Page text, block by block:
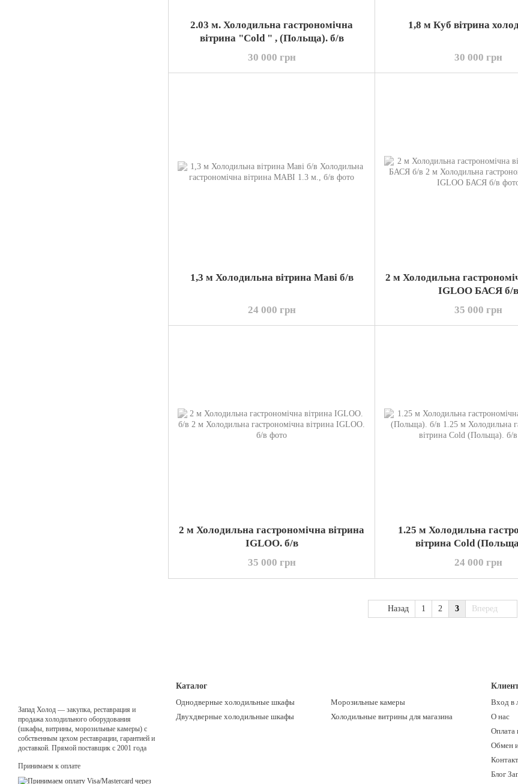
2.03 м. Холодильна гастрономічна
вітрина "Cold " , (Польща). б/в
30 000 грн
1,8 м Куб вітрина
30 000 грн
1,3 м Холодильна вітрина Маві б/в
24 000 грн
2 м Холодильна
IGLOO БАСЯ б/в
35 000 грн
2 м Холодильна гастрономічна вітрина
IGLOO. б/в
35 000 грн
1.25 м Холодильна
вітрина Cold
24 000 грн
Назад 1 2 3 Вперед
Запад Холод — закупка, реставрация и
продажа холодильного оборудования
(шкафы, витрины, морозильные камеры) с
собственным цехом реставрации, гарантией и
доставкой. Прямой поставщик с 2001 года
Принимаем к оплате
Каталог
Однодверные холодильные шкафы
Двухдверные холодильные шкафы
Морозильные камеры
Холодильные витрины для магазина
Вход в
О нас
Оплата
Обмен
Блог